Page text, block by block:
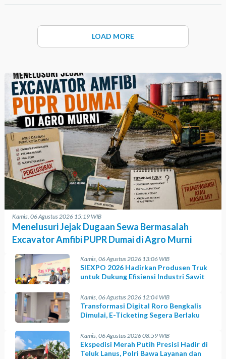
LOAD MORE
Kamis, 06 Agustus 2026 15:19 WIB
Menelusuri Jejak Dugaan Sewa Bermasalah
Excavator Amfibi PUPR Dumai di Agro Murni
Kamis, 06 Agustus 2026 13:06 WIB
SIEXPO 2026 Hadirkan Produsen Truk
untuk Dukung Efisiensi Industri Sawit
Kamis, 06 Agustus 2026 12:04 WIB
Transformasi Digital Roro Bengkalis
Dimulai, E-Ticketing Segera Berlaku
Kamis, 06 Agustus 2026 08:59 WIB
Ekspedisi Merah Putih Presisi Hadir di
Teluk Lanus, Polri Bawa Layanan dan